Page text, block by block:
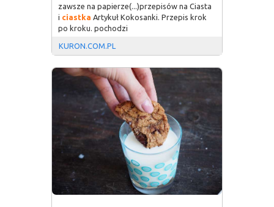
zawsze na papierze(...)przepisów na Ciasta
i ciastka Artykuł Kokosanki. Przepis krok
po kroku. pochodzi
KURON.COM.PL